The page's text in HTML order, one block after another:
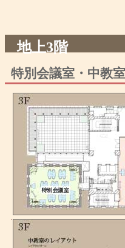
地上3階
特別会議室・中教室